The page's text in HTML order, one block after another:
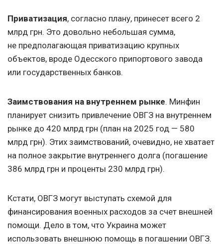
Приватизация, согласно плану, принесет всего 2
млрд грн. Это довольно небольшая сумма,
не предполагающая приватизацию крупных
объектов, вроде Одесского припортового завода
или государственных банков.
Заимствования на внутреннем рынке. Минфин
планирует снизить привлечение ОВГЗ на внутреннем
рынке до 420 млрд грн (план на 2025 год — 580
млрд грн). Этих заимствований, очевидно, не хватает
на полное закрытие внутреннего долга (погашение
386 млрд грн и проценты 230 млрд грн).
Кстати, ОВГЗ могут выступать схемой для
финансирования военных расходов за счет внешней
помощи. Дело в том, что Украина может
использовать внешнюю помощь в погашении ОВГЗ.